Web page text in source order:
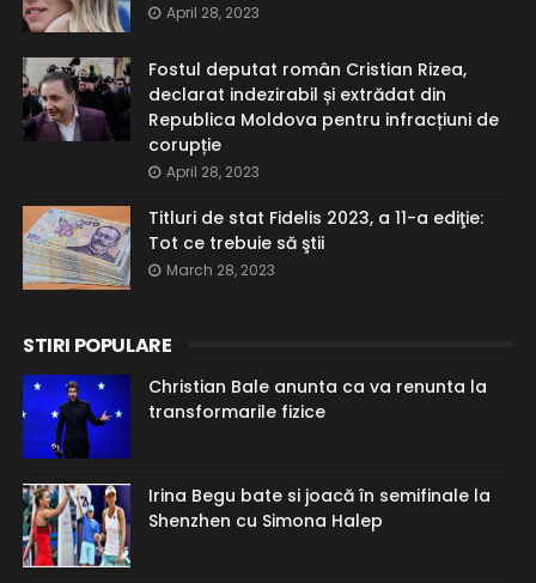
April 28, 2023
Fostul deputat român Cristian Rizea,
declarat indezirabil și extrădat din
Republica Moldova pentru infracțiuni de
corupție
April 28, 2023
Titluri de stat Fidelis 2023, a 11-a ediţie:
Tot ce trebuie să ştii
March 28, 2023
STIRI POPULARE
Christian Bale anunta ca va renunta la
transformarile fizice
Irina Begu bate si joacă în semifinale la
Shenzhen cu Simona Halep